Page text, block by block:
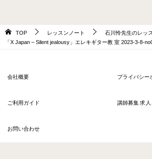
TOP レッスンノート
石川怜先生のレッ
「X Japan – Silent jealousy」エレキギター教 室 2023-3-8-
会社概要 プライバシー
ご利用ガイド 講師募集 求
お問い合わせ